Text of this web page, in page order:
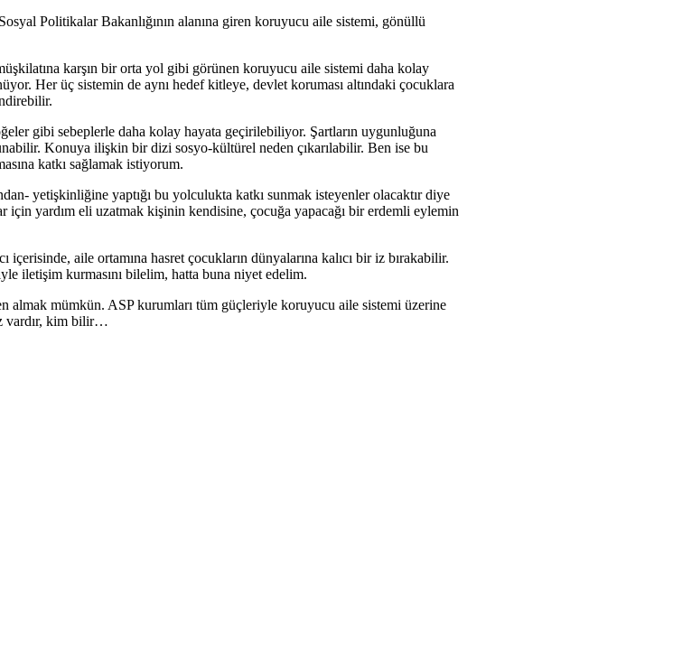
Politikalar Bakanlığının alanına giren koruyucu aile sistemi, gönüllü
karşın bir orta yol gibi görünen koruyucu aile sistemi daha kolay
Her üç sistemin de aynı hedef kitleye, devlet koruması altındaki çocuklara
gibi sebeplerle daha kolay hayata geçirilebiliyor. Şartların uygunluğuna
Konuya ilişkin bir dizi sosyo-kültürel neden çıkarılabilir. Ben ise bu
katkı sağlamak istiyorum.
yetişkinliğine yaptığı bu yolculukta katkı sunmak isteyenler olacaktır diye
yardım eli uzatmak kişinin kendisine, çocuğa yapacağı bir erdemli eylemin
aile ortamına hasret çocukların dünyalarına kalıcı bir iz bırakabilir.
iletişim kurmasını bilelim, hatta buna niyet edelim.
mümkün. ASP kurumları tüm güçleriyle koruyucu aile sistemi üzerine
vardır, kim bilir…